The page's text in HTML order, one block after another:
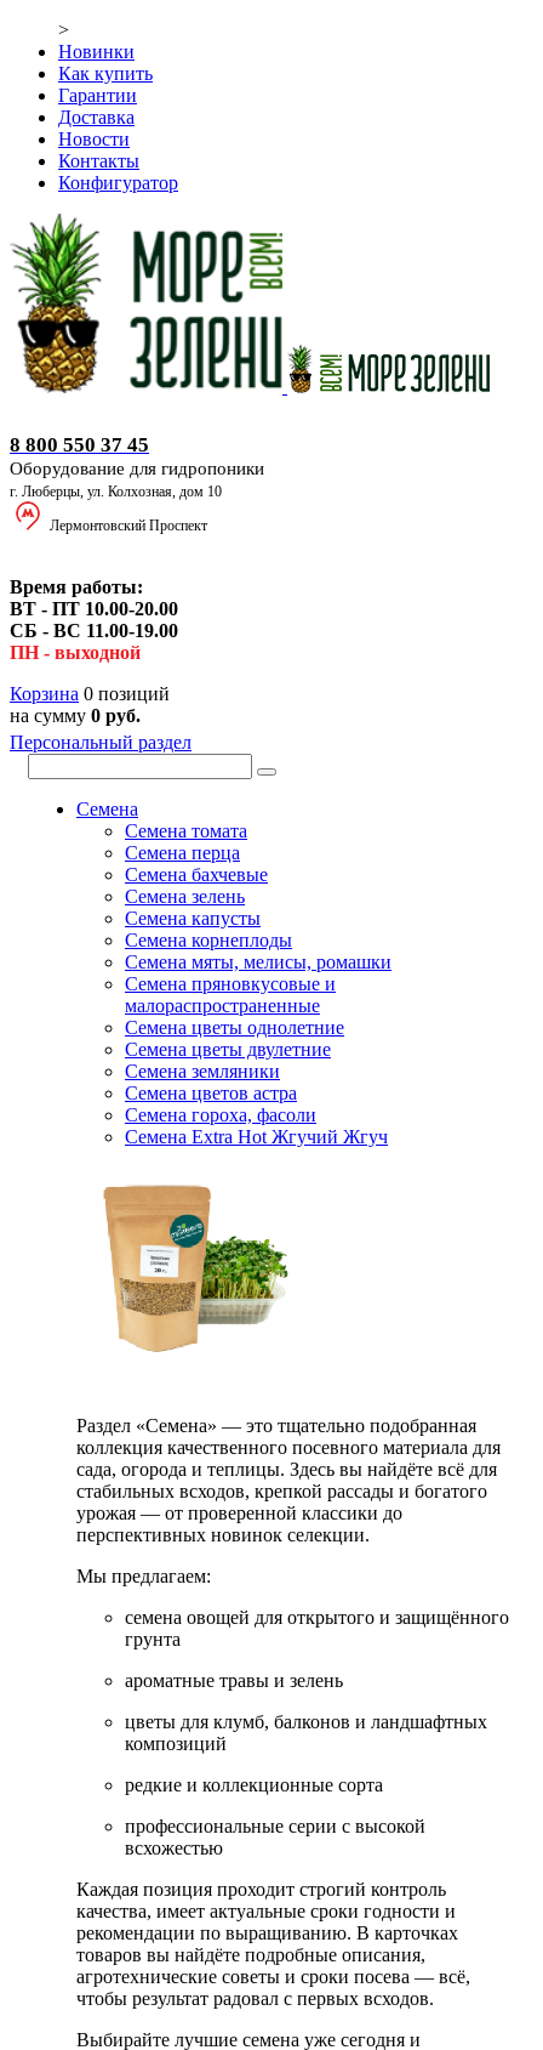
>
Новинки
Как купить
Гарантии
Доставка
Новости
Контакты
Конфигуратор
8 800 550 37 45
Оборудование для гидропоники
г. Люберцы, ул. Колхозная, дом 10
Лермонтовский Проспект
Время работы:
ВТ - ПТ 10.00-20.00
СБ - ВС 11.00-19.00
ПН - выходной
Корзина 0 позиций
на сумму 0 руб.
Персональный раздел
Семена
Семена томата
Семена перца
Семена бахчевые
Семена зелень
Семена капусты
Семена корнеплоды
Семена мяты, мелисы, ромашки
Семена пряновкусовые и
малораспространенные
Семена цветы однолетние
Семена цветы двулетние
Семена земляники
Семена цветов астра
Семена гороха, фасоли
Семена Extra Hot Жгучий Жгуч
Раздел «Семена» — это тщательно подобранная
коллекция качественного посевного материала для
сада, огорода и теплицы. Здесь вы найдёте всё для
стабильных всходов, крепкой рассады и богатого
урожая — от проверенной классики до
перспективных новинок селекции.
Мы предлагаем:
семена овощей для открытого и защищённого
грунта
ароматные травы и зелень
цветы для клумб, балконов и ландшафтных
композиций
редкие и коллекционные сорта
профессиональные серии с высокой
всхожестью
Каждая позиция проходит строгий контроль
качества, имеет актуальные сроки годности и
рекомендации по выращиванию. В карточках
товаров вы найдёте подробные описания,
агротехнические советы и сроки посева — всё,
чтобы результат радовал с первых всходов.
Выбирайте лучшие семена уже сегодня и